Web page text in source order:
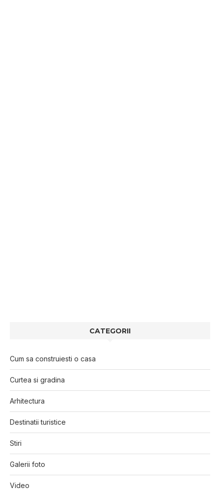
CATEGORII
Cum sa construiesti o casa
Curtea si gradina
Arhitectura
Destinatii turistice
Stiri
Galerii foto
Video